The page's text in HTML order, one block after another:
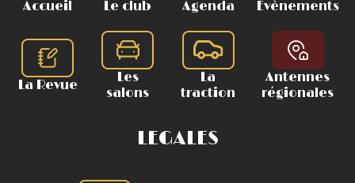
Accueil Le club Agenda Evènements
La Revue
Les
salons
La
traction
Antennes
régionales
LEGALES